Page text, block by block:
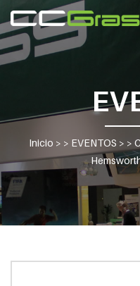
Inicio > > EVENTOS > >